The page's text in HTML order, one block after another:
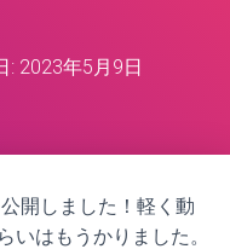
: 2023年5月9日
開しました！軽く動
いはもうかりました。